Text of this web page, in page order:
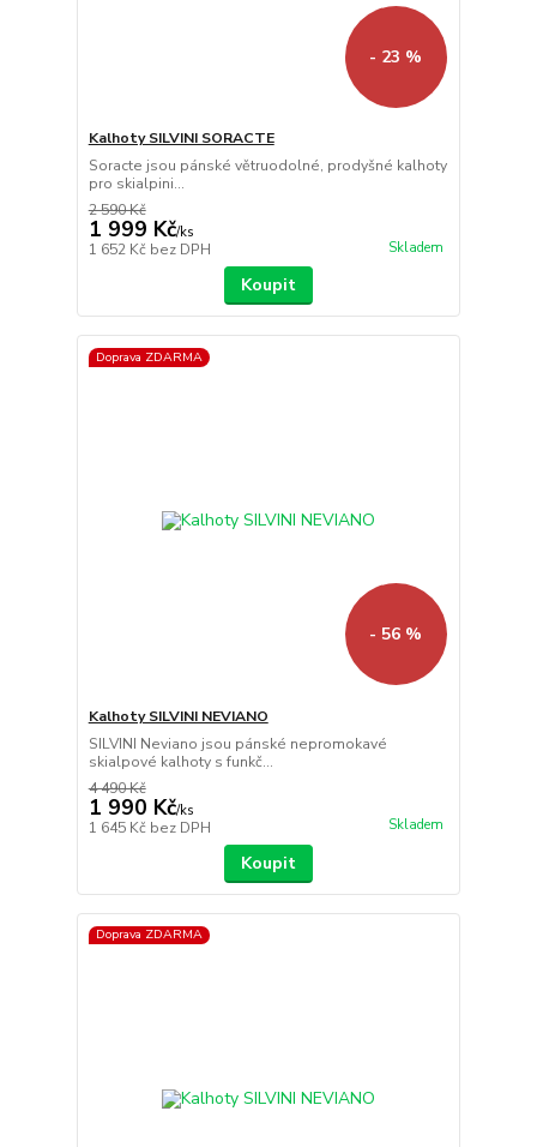
- 23 %
Kalhoty SILVINI SORACTE
Soracte jsou pánské větruodolné, prodyšné kalhoty
pro skialpini...
2 590 Kč
1 999 Kč/ks
1 652 Kč bez DPH Skladem
Koupit
Doprava ZDARMA
- 56 %
Kalhoty SILVINI NEVIANO
SILVINI Neviano jsou pánské nepromokavé
skialpové kalhoty s funkč...
4 490 Kč
1 990 Kč/ks
1 645 Kč bez DPH Skladem
Koupit
Doprava ZDARMA